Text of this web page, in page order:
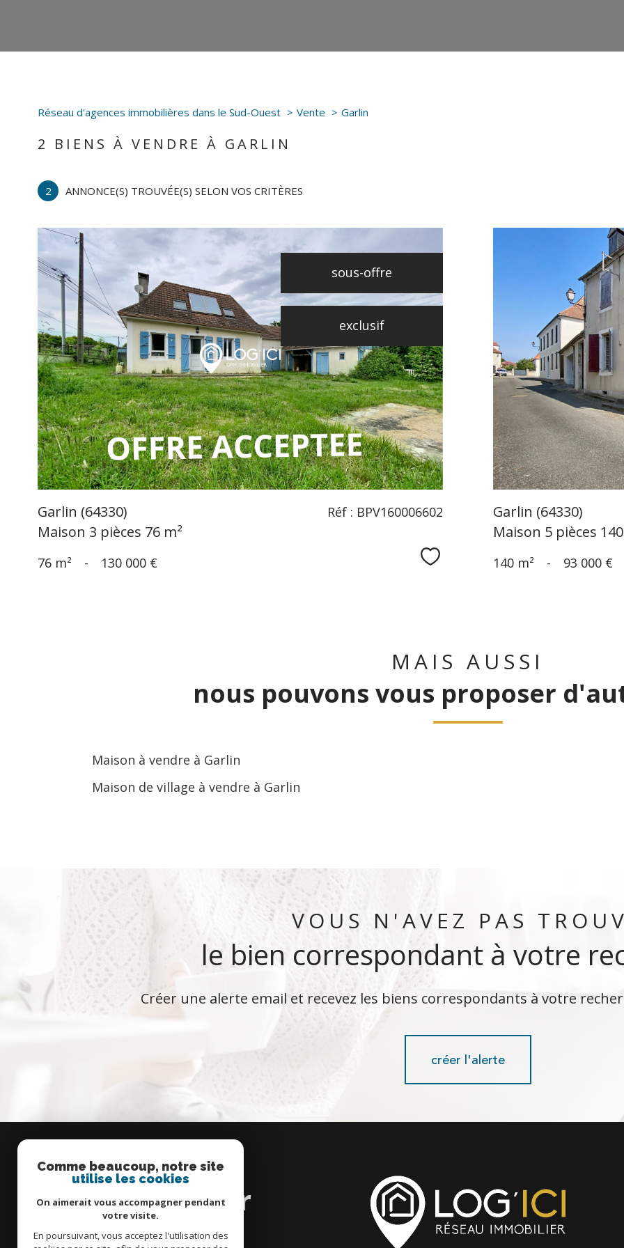
Réseau d'agences immobilières dans le Sud-Ouest Vente Garlin
2 BIENS À VENDRE À GARLIN
2 ANNONCE(S) TROUVÉE(S) SELON VOS CRITÈRES
sous-offre
exclusif
voir le
bien
Garlin (64330)
Maison 3 pièces 76 m²
Réf : BPV160006602
76 m² - 130 000 € Sélectionner
Garlin (64330)
Maison 5 pièces
140 m² - 93 000 €
MAIS AUSSI
nous pouvons vous proposer
Maison à vendre à Garlin
Maison de village à vendre à Garlin
VOUS N'AVEZ PAS
le bien correspondant à votre
Créer une alerte email et recevez les biens correspondants à votre
créer l'alerte
Se
connecter
Comme beaucoup, notre site
utilise les cookies
On aimerait vous accompagner pendant
votre visite.
En poursuivant, vous acceptez l'utilisation des